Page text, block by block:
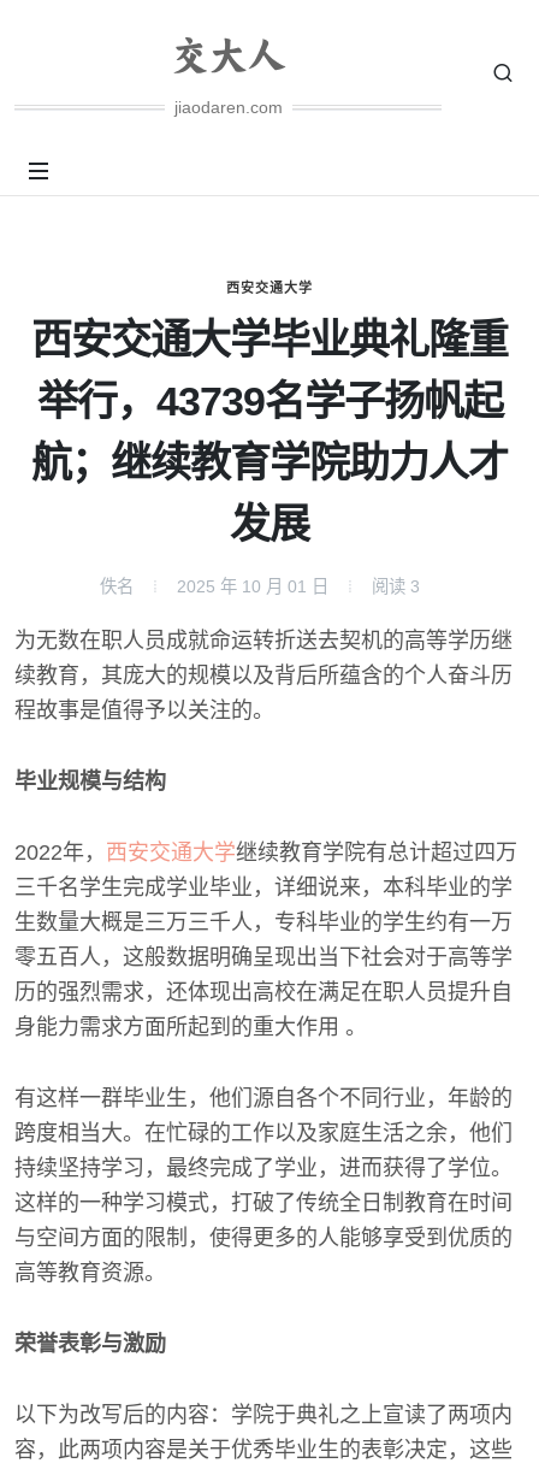
jiaodaren.com
西安交通大学
西安交通大学毕业典礼隆重
举行，43739名学子扬帆起
航；继续教育学院助力人才
发展
佚名 2025 年 10 月 01 日 阅读 3
为无数在职人员成就命运转折送去契机的高等学历继
续教育，其庞大的规模以及背后所蕴含的个人奋斗历
程故事是值得予以关注的。
毕业规模与结构
2022年， 西安交通大学继续教育学院有总计超过四万
三千名学生完成学业毕业，详细说来，本科毕业的学
生数量大概是三万三千人，专科毕业的学生约有一万
零五百人，这般数据明确呈现出当下社会对于高等学
历的强烈需求，还体现出高校在满足在职人员提升自
身能力需求方面所起到的重大作用 。
有这样一群毕业生，他们源自各个不同行业，年龄的
跨度相当大。在忙碌的工作以及家庭生活之余，他们
持续坚持学习，最终完成了学业，进而获得了学位。
这样的一种学习模式，打破了传统全日制教育在时间
与空间方面的限制，使得更多的人能够享受到优质的
高等教育资源。
荣誉表彰与激励
以下为改写后的内容：学院于典礼之上宣读了两项内
容，此两项内容是关于优秀毕业生的表彰决定，这些